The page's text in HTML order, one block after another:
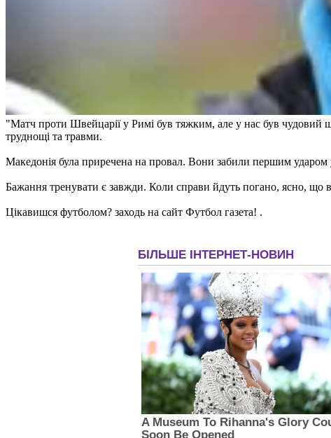
"Матч проти Швейцарії у Римі був тяжким, але у нас був чудовий
труднощі та травми.
Македонія була приречена на провал. Вони забили першим
Бажання тренувати є завжди. Коли справи йдуть погано, ясно, що
Цікавишся футболом? заходь на сайт Футбол газета! .